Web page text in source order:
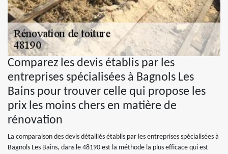
Comparez les devis établis par les
entreprises spécialisées à Bagnols Les
Bains pour trouver celle qui propose les
prix les moins chers en matière de
rénovation
La comparaison des devis détaillés établis par les entreprises spécialisées à
Bagnols Les Bains, dans le 48190 est la méthode la plus efficace qui est